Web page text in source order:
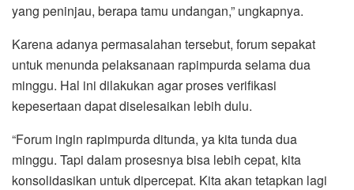
yang peninjau, berapa tamu undangan,” ungkapnya.
Karena adanya permasalahan tersebut, forum sepakat
untuk menunda pelaksanaan rapimpurda selama dua
minggu. Hal ini dilakukan agar proses verifikasi
kepesertaan dapat diselesaikan lebih dulu.
“Forum ingin rapimpurda ditunda, ya kita tunda dua
minggu. Tapi dalam prosesnya bisa lebih cepat, kita
konsolidasikan untuk dipercepat. Kita akan tetapkan lagi